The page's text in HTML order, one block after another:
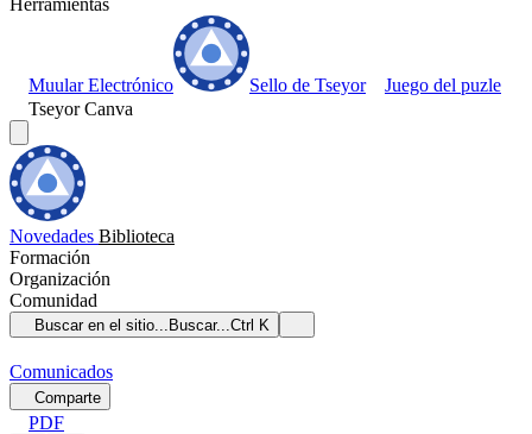
Herramientas
Muular Electrónico Sello de Tseyor
Juego del puzle
Tseyor Canva
Novedades Biblioteca
Formación
Organización
Comunidad
Buscar en el sitio... Buscar...Ctrl K
Comunicados
Comparte
PDF